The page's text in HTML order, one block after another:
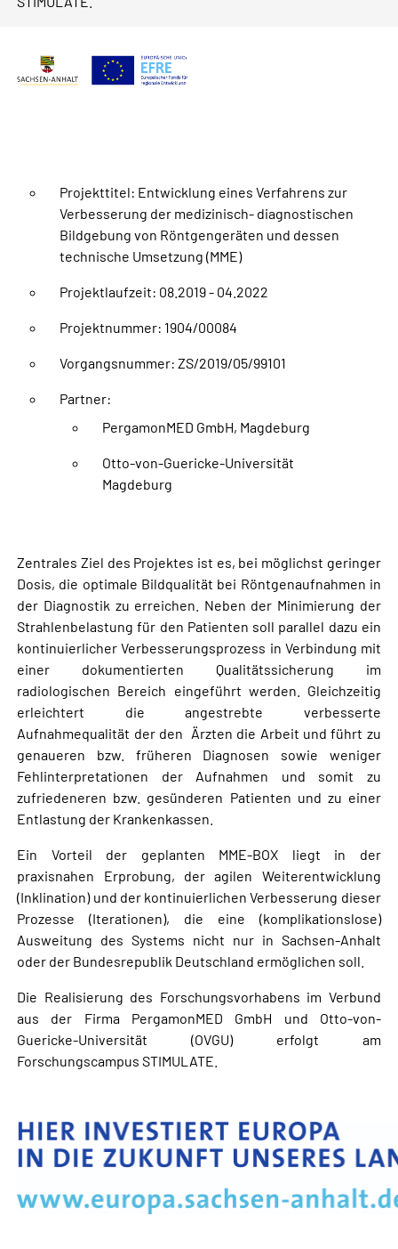
Projekttitel: Entwicklung eines Verfahrens zur
Verbesserung der medizinisch- diagnostischen
Bildgebung von Röntgengeräten und dessen
technische Umsetzung (MME)
Projektlaufzeit: 08.2019 - 04.2022
Projektnummer: 1904/00084
Vorgangsnummer: ZS/2019/05/99101
Partner:
PergamonMED GmbH, Magdeburg
Otto-von-Guericke-Universität
Magdeburg
Zentrales Ziel des Projektes ist es, bei möglichst geringer
Dosis, die optimale Bildqualität bei Röntgenaufnahmen in
der Diagnostik zu erreichen. Neben der Minimierung der
Strahlenbelastung für den Patienten soll parallel dazu ein
kontinuierlicher Verbesserungsprozess in Verbindung mit
einer dokumentierten Qualitätssicherung im
radiologischen Bereich eingeführt werden. Gleichzeitig
erleichtert die angestrebte verbesserte
Aufnahmequalität der den Ärzten die Arbeit und führt zu
genaueren bzw. früheren Diagnosen sowie weniger
Fehlinterpretationen der Aufnahmen und somit zu
zufriedeneren bzw. gesünderen Patienten und zu einer
Entlastung der Krankenkassen.
Ein Vorteil der geplanten MME-BOX liegt in der
praxisnahen Erprobung, der agilen Weiterentwicklung
(Inklination) und der kontinuierlichen Verbesserung dieser
Prozesse (Iterationen), die eine (komplikationslose)
Ausweitung des Systems nicht nur in Sachsen-Anhalt
oder der Bundesrepublik Deutschland ermöglichen soll.
Die Realisierung des Forschungsvorhabens im Verbund
aus der Firma PergamonMED GmbH und Otto-von-
Guericke-Universität (OVGU) erfolgt am
Forschungscampus STIMULATE.